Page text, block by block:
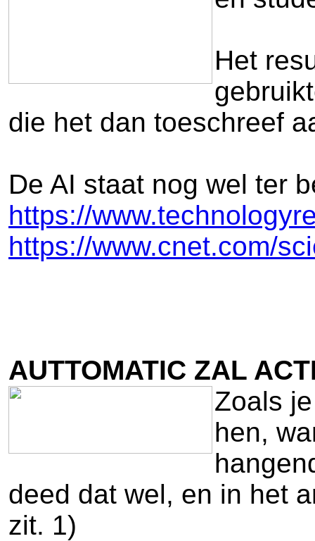
Het
die het dan toeschreef
De AI staat nog wel ter
https://
https://www.cnet.com/
AUTTOMATIC ZAL
Zoals
hen,
deed dat wel, en in het
zit. 1)